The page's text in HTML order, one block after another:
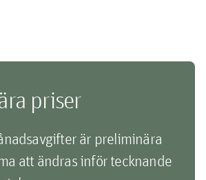
priser
är preliminära
att ändras inför tecknande